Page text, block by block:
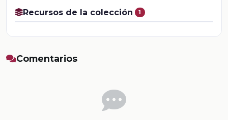
Recursos de la colección 1
Comentarios